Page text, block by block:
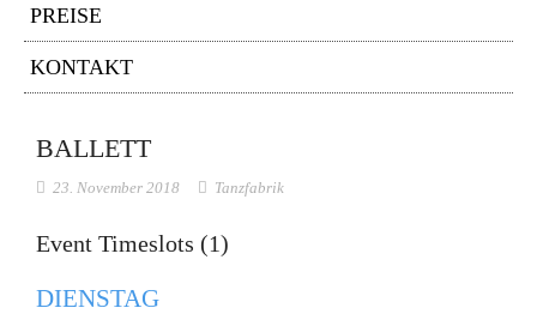
PREISE
KONTAKT
BALLETT
23. November 2018 Tanzfabrik
Event Timeslots (1)
DIENSTAG